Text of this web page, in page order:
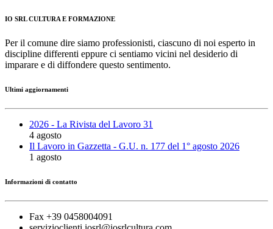
IO SRL CULTURA E FORMAZIONE
Per il comune dire siamo professionisti, ciascuno di noi esperto in
discipline differenti eppure ci sentiamo vicini nel desiderio di
imparare e di diffondere questo sentimento.
Ultimi aggiornamenti
2026 - La Rivista del Lavoro 31
4 agosto
Il Lavoro in Gazzetta - G.U. n. 177 del 1° agosto 2026
1 agosto
Informazioni di contatto
Fax +39 0458004091